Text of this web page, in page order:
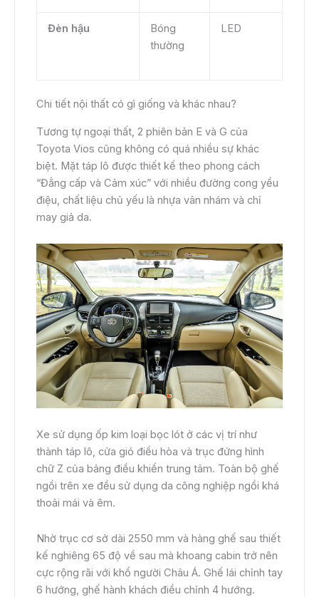
Đèn hậu
Bóng
thường
LED
Chi tiết nội thất có gì giống và khác nhau?
Tương tự ngoại thất, 2 phiên bản E và G của
Toyota Vios cũng không có quá nhiều sự khác
biệt. Mặt táp lô được thiết kế theo phong cách
“Đẳng cấp và Cảm xúc” với nhiều đường cong yểu
điệu, chất liệu chủ yếu là nhựa vân nhám và chỉ
may giả da.
Xe sử dụng ốp kim loại bọc lót ở các vị trí như
thành táp lô, cửa gió điều hòa và trục đứng hình
chữ Z của bảng điều khiển trung tâm. Toàn bộ ghế
ngồi trên xe đều sử dụng da công nghiệp ngồi khá
thoải mái và êm.
Nhờ trục cơ sở dài 2550 mm và hàng ghế sau thiết
kế nghiêng 65 độ về sau mà khoang cabin trở nên
cực rộng rãi với khổ người Châu Á. Ghế lái chỉnh tay
6 hướng, ghế hành khách điều chỉnh 4 hướng.